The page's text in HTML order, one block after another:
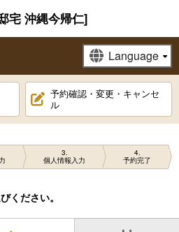
宅 沖縄今帰仁]
予約確認・変更・キャンセ
ル
3
個人情報入力
4
予約完了
ください。